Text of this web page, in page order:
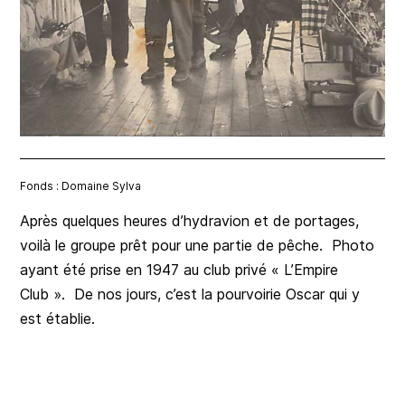
Fonds : Domaine Sylva
Après quelques heures d’hydravion et de portages,
voilà le groupe prêt pour une partie de pêche. Photo
ayant été prise en 1947 au club privé « L’Empire
Club ». De nos jours, c’est la pourvoirie Oscar qui y
est établie.